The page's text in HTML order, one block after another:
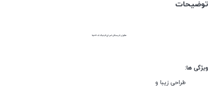
توضیحات
هالوژن کریستالی اس اچ لایتینگ کد hy022
ویژگی ها:
طراحی زیبا و